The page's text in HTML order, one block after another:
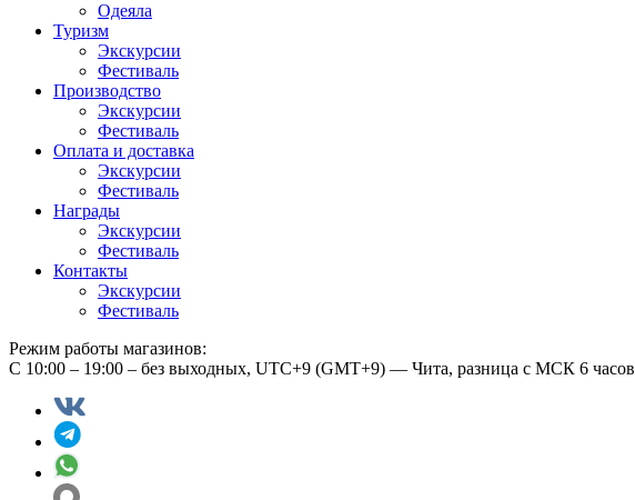
Одеяла
Туризм
Экскурсии
Фестиваль
Производство
Экскурсии
Фестиваль
Оплата и доставка
Экскурсии
Фестиваль
Награды
Экскурсии
Фестиваль
Контакты
Экскурсии
Фестиваль
Режим работы магазинов:
С 10:00 – 19:00 – без выходных, UTC+9 (GMT+9) — Чита, разница с МСК 6 часов